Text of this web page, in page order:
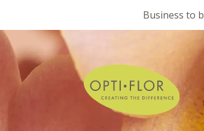
Business to